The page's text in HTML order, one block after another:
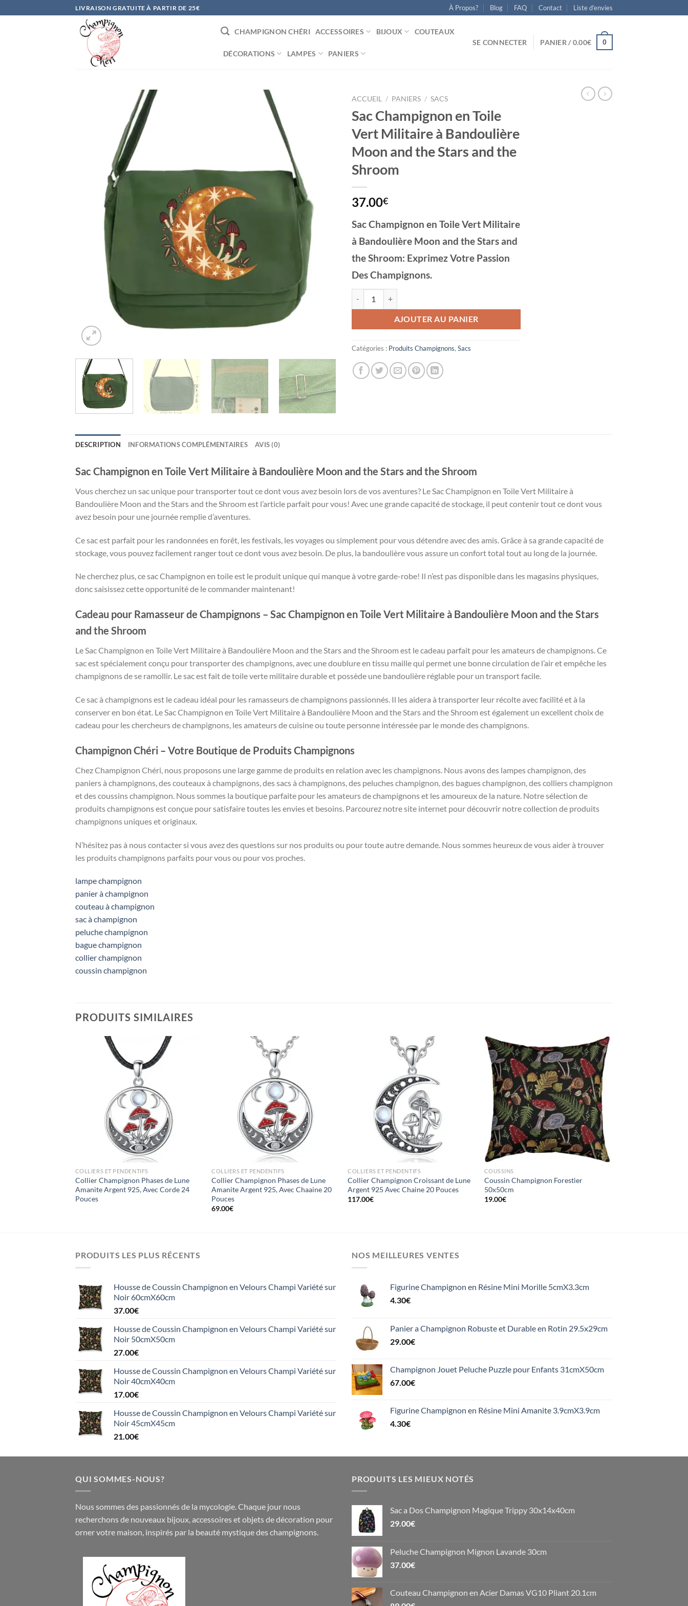
au
LIVRAISON GRATUITE À PARTIR DE 25€ À Propos? Blog FAQ Contact Liste d’envies
CHAMPIGNON CHÉRI ACCESSOIRES BIJOUX COUTEAUX
DÉCORATIONS LAMPES PANIERS
SE CONNECTER PANIER /0.00€ 0
ACCUEIL / PANIERS / SACS
Sac Champignon en Toile
Vert Militaire à Bandoulière
Moon and the Stars and the
Shroom
37.00€
Sac Champignon en Toile Vert Militaire
à Bandoulière Moon and the Stars and
the Shroom: Exprimez Votre Passion
Des Champignons.
AJOUTER AU PANIER
Catégories : Produits Champignons, Sacs
DESCRIPTION INFORMATIONS COMPLÉMENTAIRES AVIS (0)
Sac Champignon en Toile Vert Militaire à Bandoulière Moon and the Stars and the Shroom
Vous cherchez un sac unique pour transporter tout ce dont vous avez besoin lors de vos aventures? Le Sac Champignon en Toile Vert Militaire à
Bandoulière Moon and the Stars and the Shroom est l’article parfait pour vous! Avec une grande capacité de stockage, il peut contenir tout ce dont vous
avez besoin pour une journée remplie d’aventures.
Ce sac est parfait pour les randonnées en forêt, les festivals, les voyages ou simplement pour vous détendre avec des amis. Grâce à sa grande capacité de
stockage, vous pouvez facilement ranger tout ce dont vous avez besoin. De plus, la bandoulière vous assure un confort total tout au long de la journée.
Ne cherchez plus, ce sac Champignon en toile est le produit unique qui manque à votre garde-robe! Il n’est pas disponible dans les magasins physiques,
donc saisissez cette opportunité de le commander maintenant!
Cadeau pour Ramasseur de Champignons – Sac Champignon en Toile Vert Militaire à Bandoulière Moon and the Stars
and the Shroom
Le Sac Champignon en Toile Vert Militaire à Bandoulière Moon and the Stars and the Shroom est le cadeau parfait pour les amateurs de champignons. Ce
sac est spécialement conçu pour transporter des champignons, avec une doublure en tissu maille qui permet une bonne circulation de l’air et empêche les
champignons de se ramollir. Le sac est fait de toile verte militaire durable et possède une bandoulière réglable pour un transport facile.
Ce sac à champignons est le cadeau idéal pour les ramasseurs de champignons passionnés. Il les aidera à transporter leur récolte avec facilité et à la
conserver en bon état. Le Sac Champignon en Toile Vert Militaire à Bandoulière Moon and the Stars and the Shroom est également un excellent choix de
cadeau pour les chercheurs de champignons, les amateurs de cuisine ou toute personne intéressée par le monde des champignons.
Champignon Chéri – Votre Boutique de Produits Champignons
Chez Champignon Chéri, nous proposons une large gamme de produits en relation avec les champignons. Nous avons des lampes champignon, des
paniers à champignons, des couteaux à champignons, des sacs à champignons, des peluches champignon, des bagues champignon, des colliers champignon
et des coussins champignon. Nous sommes la boutique parfaite pour les amateurs de champignons et les amoureux de la nature. Notre sélection de
produits champignons est conçue pour satisfaire toutes les envies et besoins. Parcourez notre site internet pour découvrir notre collection de produits
champignons uniques et originaux.
N’hésitez pas à nous contacter si vous avez des questions sur nos produits ou pour toute autre demande. Nous sommes heureux de vous aider à trouver
les produits champignons parfaits pour vous ou pour vos proches.
lampe champignon
panier à champignon
couteau à champignon
sac à champignon
peluche champignon
bague champignon
collier champignon
coussin champignon
PRODUITS SIMILAIRES
COLLIERS ET PENDENTIFS
Collier Champignon Phases de Lune
Amanite Argent 925, Avec Corde 24
Pouces
d’envies
COLLIERS ET PENDENTIFS
Collier Champignon Phases de Lune
Amanite Argent 925, Avec Chaaine 20
Pouces
69.00€
COLLIERS ET PENDENTIFS
Collier Champignon Croissant de Lune
Argent 925 Avec Chaine 20 Pouces
117.00€
Ajouter
à la liste
d’envies
COUSSINS
Coussin Champignon Forestier
50x50cm
19.00€
PRODUITS LES PLUS RÉCENTS
Housse de Coussin Champignon en Velours Champi Variété sur
Noir 60cmX60cm
37.00€
Housse de Coussin Champignon en Velours Champi Variété sur
Noir 50cmX50cm
27.00€
Housse de Coussin Champignon en Velours Champi Variété sur
Noir 40cmX40cm
17.00€
Housse de Coussin Champignon en Velours Champi Variété sur
Noir 45cmX45cm
21.00€
NOS MEILLEURES VENTES
Figurine Champignon en Résine Mini Morille 5cmX3.3cm
4.30€
Panier a Champignon Robuste et Durable en Rotin 29.5x29cm
29.00€
Champignon Jouet Peluche Puzzle pour Enfants 31cmX50cm
67.00€
Figurine Champignon en Résine Mini Amanite 3.9cmX3.9cm
4.30€
QUI SOMMES-NOUS?
Nous sommes des passionnés de la mycologie. Chaque jour nous
recherchons de nouveaux bijoux,accessoireset objets dedécoration pour
orner votre maison, inspirés par la beauté mystique des champignons.
PRODUITS LES MIEUX NOTÉS
Sac a Dos Champignon Magique Trippy 30x14x40cm
29.00€
Peluche Champignon Mignon Lavande 30cm
37.00€
Couteau Champignon en Acier Damas VG10 Pliant 20.1cm